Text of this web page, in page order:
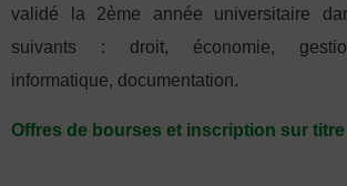
validé la 2ème année universitaire
suivants : droit, économie,
informatique, documentation.
Offres de bourses et inscription sur titre